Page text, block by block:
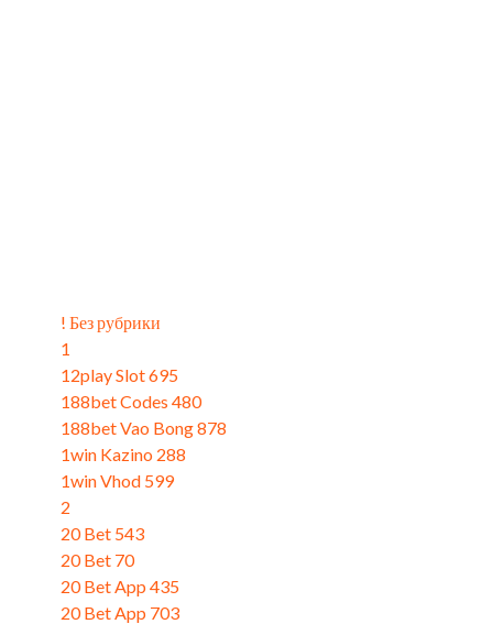
! Без рубрики
1
12play Slot 695
188bet Codes 480(3)
188bet Vao Bong 878
1win Kazino 288
1win Vhod 599(1)
2
20 Bet 543
20 Bet 70(3)
20 Bet App 435
20 Bet App 703